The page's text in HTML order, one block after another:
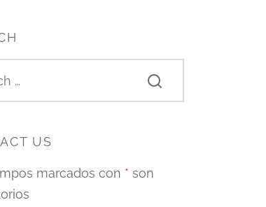
US
marcados con * son